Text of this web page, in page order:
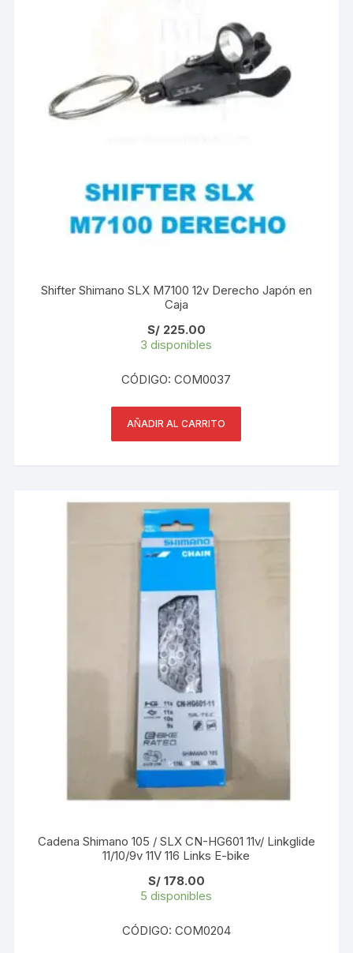
Shifter Shimano SLX M7100 12v Derecho Japón en
Caja
S/225.00
3 disponibles
CÓDIGO: COM0037
AÑADIR AL CARRITO
Cadena Shimano 105 / SLX CN-HG601 11v/ Linkglide
11/10/9v 11V 116 Links E-bike
S/178.00
5 disponibles
CÓDIGO: COM0204